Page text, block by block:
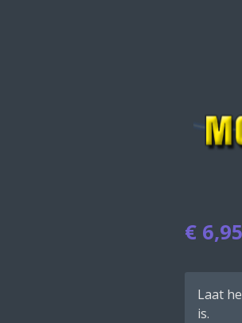
€ 6,95
Laat
is.